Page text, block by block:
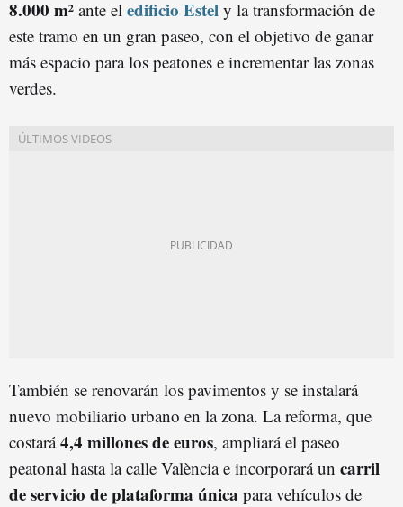
8.000 m² ante el edificio Estel y la transformación de
este tramo en un gran paseo, con el objetivo de ganar
más espacio para los peatones e incrementar las zonas
verdes.
También se renovarán los pavimentos y se instalará
nuevo mobiliario urbano en la zona. La reforma, que
costará4,4 millones de euros, ampliará el paseo
peatonal hasta la calle València e incorporará un carril
de servicio de plataforma única para vehículos de